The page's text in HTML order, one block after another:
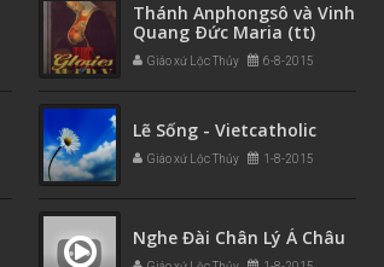
Thánh Anphongsô và Vinh
Quang Ðức Maria (tt)
Giáo xứ Lộc Thủy 6-8-2015
Lẽ Sống - Vietcatholic
Giáo xứ Lộc Thủy 1-8-2015
Nghe Đài Chân Lý Á Châu